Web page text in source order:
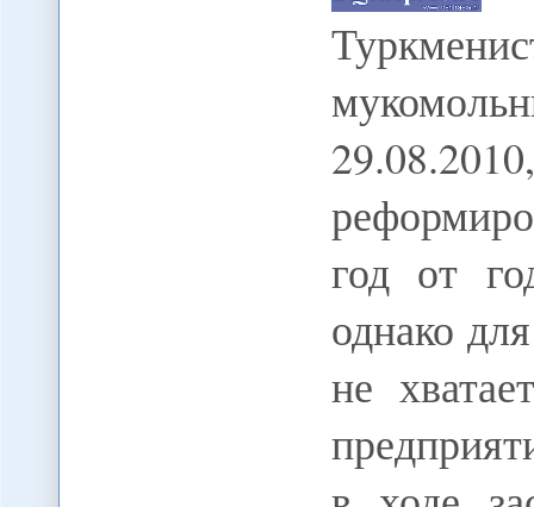
год от
однако
не